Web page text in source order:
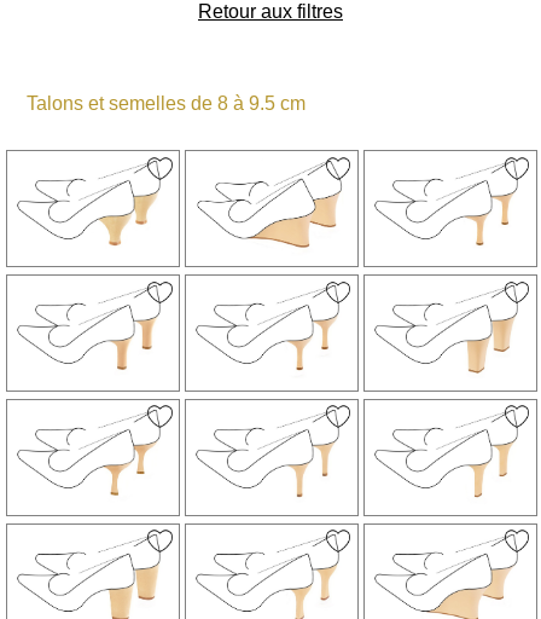
Toutes les
nuances
Retour aux filtres
Talons et semelles de 8 à 9.5 cm